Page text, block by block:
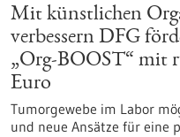
Mit künstlichen
verbessern DFG
„Org-BOOST“ mit
Euro
Tumorgewebe im Labor
und neue Ansätze für eine